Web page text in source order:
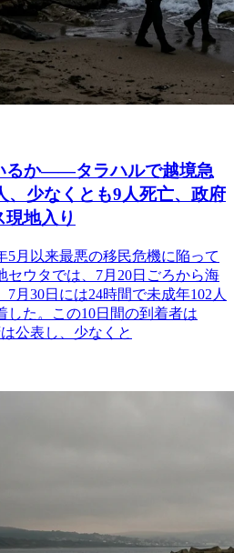
るか——タラハルで越境急
、少なくとも9人死亡、政府
地入り
5月以来最悪の移民危機に陥って
セウタでは、7月20日ごろから海
月30日には24時間で未成年102人
した。この10日間の到着者は
公表し、少なくと